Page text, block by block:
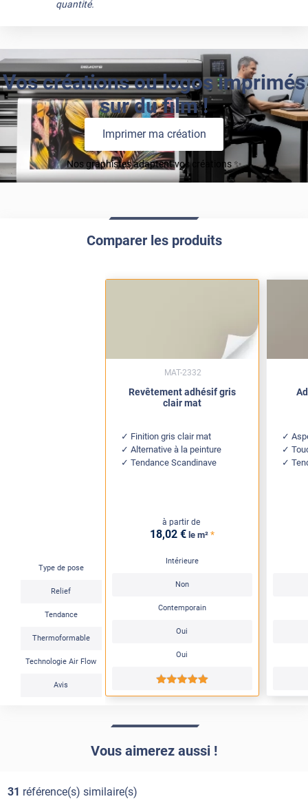
quantité.
Vos créations ou logos imprimés
sur du film !
Imprimer ma création
Nos graphistes adaptent vos créations ✨
Comparer les produits
Type de pose
Relief
Tendance
Thermoformable
Technologie Air Flow
Avis
Revêtement adhésif gris
clair mat
Finition gris clair mat
Alternative à la peinture
Tendance Scandinave
à partir de
18,02 € le m² *
Intérieure
Non
Contemporain
Oui
Oui
*****
MAT-2332
Vous aimerez aussi !
31 référence(s) similaire(s)